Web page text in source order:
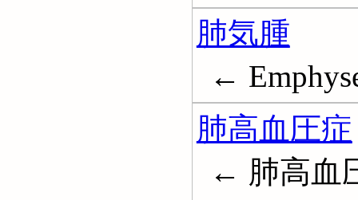
肺気腫
←
肺高血圧症
← 肺高血